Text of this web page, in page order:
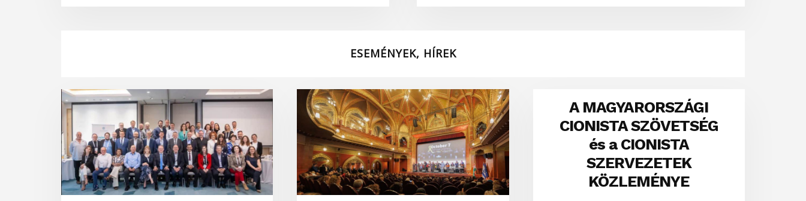
ESEMÉNYEK, HÍREK
A MAGYARORSZÁGI
CIONISTA SZÖVETSÉG
és a CIONISTA
SZERVEZETEK
KÖZLEMÉNYE